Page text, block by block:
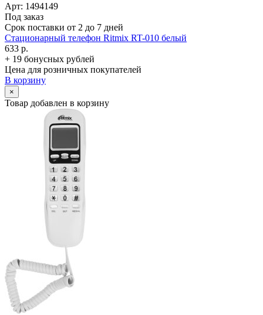
Арт: 1494149
Под заказ
Срок поставки от 2 до 7 дней
Стационарный телефон Ritmix RT-010 белый
633 р.
+ 19 бонусных рублей
Цена для розничных покупателей
В корзину
×
Товар добавлен в корзину